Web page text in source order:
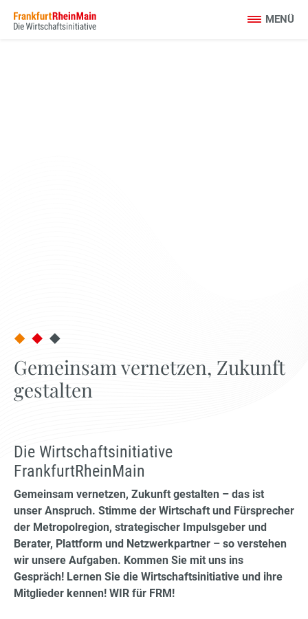
Gemeinsam vernetzen, Zukunft
gestalten
Die Wirtschaftsinitiative
FrankfurtRheinMain
Gemeinsam vernetzen, Zukunft gestalten – das ist
unser Anspruch. Stimme der Wirtschaft und Fürsprecher
der Metropolregion, strategischer Impulsgeber und
Berater, Plattform und Netzwerkpartner – so verstehen
wir unsere Aufgaben. Kommen Sie mit uns ins
Gespräch! Lernen Sie die Wirtschaftsinitiative und ihre
Mitglieder kennen! WIR für FRM!